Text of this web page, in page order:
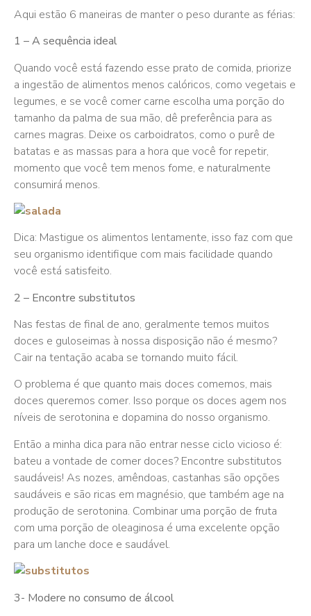
Aqui estão 6 maneiras de manter o peso durante as férias:
1 – A sequência ideal
Quando você está fazendo esse prato de comida, priorize
a ingestão de alimentos menos calóricos, como vegetais e
legumes, e se você comer carne escolha uma porção do
tamanho da palma de sua mão, dê preferência para as
carnes magras. Deixe os carboidratos, como o purê de
batatas e as massas para a hora que você for repetir,
momento que você tem menos fome, e naturalmente
consumirá menos.
Dica: Mastigue os alimentos lentamente, isso faz com que
seu organismo identifique com mais facilidade quando
você está satisfeito.
2 – Encontre substitutos
Nas festas de final de ano, geralmente temos muitos
doces e guloseimas à nossa disposição não é mesmo?
Cair na tentação acaba se tornando muito fácil.
O problema é que quanto mais doces comemos, mais
doces queremos comer. Isso porque os doces agem nos
níveis de serotonina e dopamina do nosso organismo.
Então a minha dica para não entrar nesse ciclo vicioso é:
bateu a vontade de comer doces? Encontre substitutos
saudáveis! As nozes, amêndoas, castanhas são opções
saudáveis e são ricas em magnésio, que também age na
produção de serotonina. Combinar uma porção de fruta
com uma porção de oleaginosa é uma excelente opção
para um lanche doce e saudável.
3- Modere no consumo de álcool